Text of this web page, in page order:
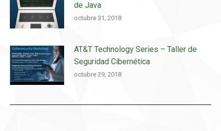
de Java
octubre 31, 2018
AT&T Technology Series – Taller de
Seguridad Cibernética
octubre 29, 2018